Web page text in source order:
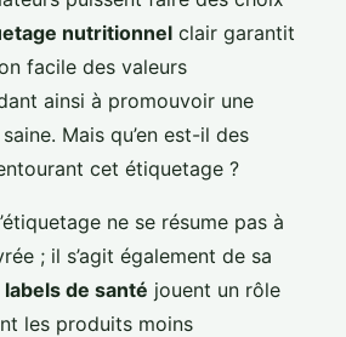
nutritionnel clair garantit
facile des valeurs
ainsi à promouvoir une
Mais qu’en est-il des
cet étiquetage ?
ne se résume pas à
; il s’agit également de sa
labels de santé jouent un rôle
les produits moins